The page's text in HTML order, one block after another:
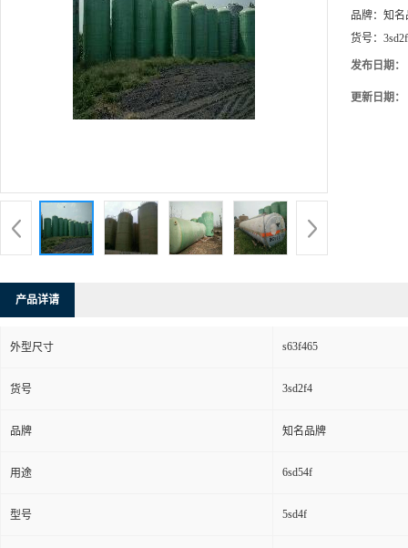
品牌： 知名
货号：
发布日期：
更新日期：
产品详请
外型尺寸 s63f465
货号 3sd2f4
品牌 知名品牌
用途 6sd54f
型号 5sd4f